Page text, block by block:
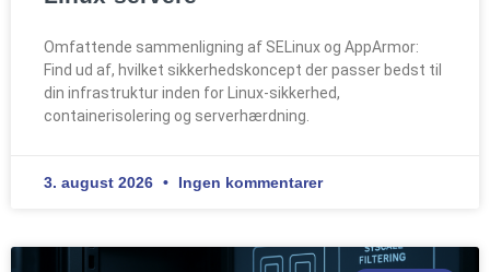
Omfattende sammenligning af SELinux og AppArmor:
Find ud af, hvilket sikkerhedskoncept der passer bedst til
din infrastruktur inden for Linux-sikkerhed,
containerisolering og serverhærdning.
3. august 2026 Ingen kommentarer